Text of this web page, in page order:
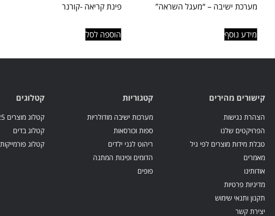
מערכת ישיבה – “מעגל השראה”
מידע נוסף
פינת קריאה -קורנר
הוספה לסל
קישורים מהירים
הצהרת נגישות
הפרויקטים שלנו
טבלת מידות מוצרים לפי גיל
מאמרים
אודותינו
מדיניות פרטיות
תקנון ותנאי שימוש
יצירת קשר
קטגוריות
מערכות ישיבה מודולריות
ספות וכורסאות
ריהוט לגני ילדים
הדומים ופינות המתנה
פופים
קטלוגים
קטלוג מוצרים 2025
קטלוג בדים
קטלוג פורמייקות